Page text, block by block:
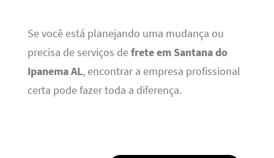
Se você está planejando uma mudança ou
precisa de serviços defrete em Santana do
Ipanema AL, encontrar a empresa profissional
certa pode fazer toda a diferença.